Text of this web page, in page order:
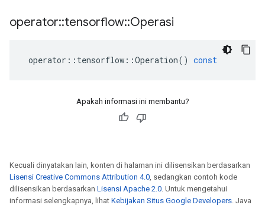
operator::tensorflow::Operasi
operator :: tensorflow ::Operation() const
Apakah informasi ini membantu?
Kecuali dinyatakan lain, konten di halaman ini dilisensikan berdasarkan
Lisensi Creative Commons Attribution 4.0, sedangkan contoh kode
dilisensikan berdasarkan Lisensi Apache 2.0. Untuk mengetahui
informasi selengkapnya, lihat Kebijakan Situs Google Developers. Java